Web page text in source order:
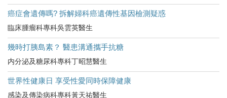
癌症會遺傳嗎? 拆解婦科癌遺傳性基因檢測疑惑
臨床腫瘤科專科吳雲英醫生
幾時打胰島素？ 醫患溝通攜手抗糖
内分泌及糖尿科專科丁昭慧醫生
世界性健康日 享受性愛同時保障健康
感染及傳染病科專科黃天祐醫生